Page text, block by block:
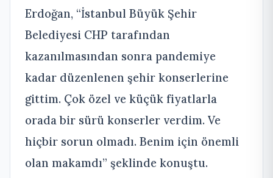
Erdoğan, “İstanbul Büyük Şehir
Belediyesi CHP tarafından
kazanılmasından sonra pandemiye
kadar düzenlenen şehir konserlerine
gittim. Çok özel ve küçük fiyatlarla
orada bir sürü konserler verdim. Ve
hiçbir sorun olmadı. Benim için önemli
olan makamdı” şeklinde konuştu.